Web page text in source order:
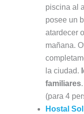
piscina al
posee un
atardecer
mañana.
la ciudad.
familiares
(para 4
Hostal Sol